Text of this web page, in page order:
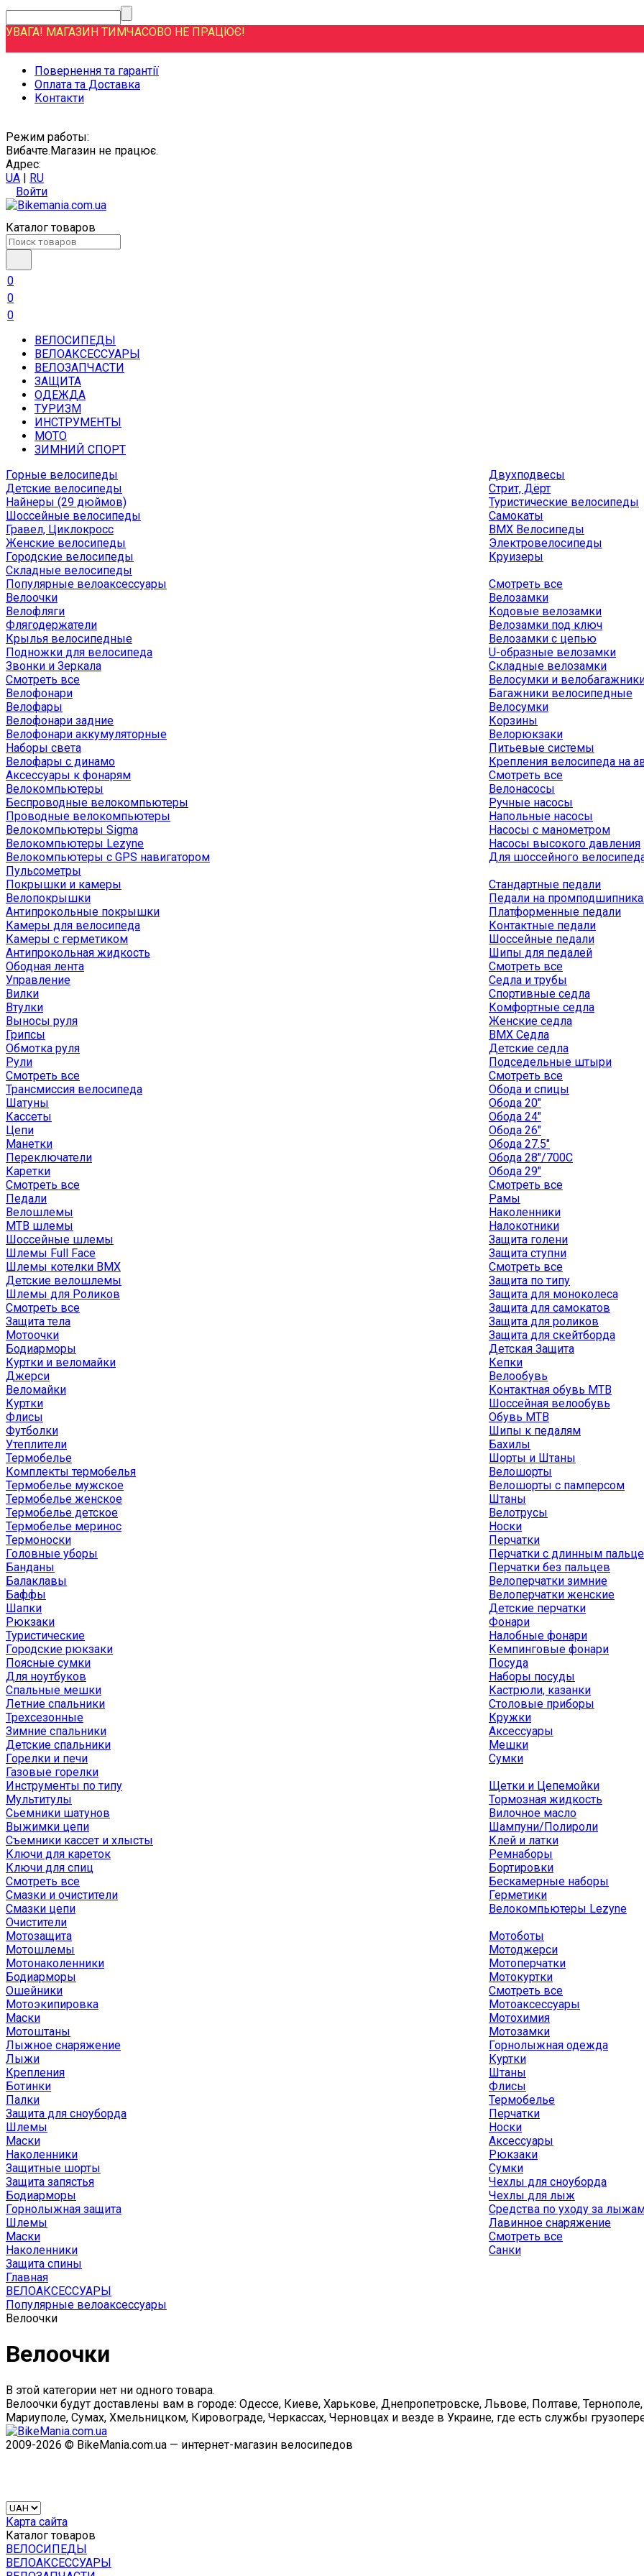
УВАГА! МАГАЗИН ТИМЧАСОВО НЕ ПРАЦЮЄ!
Повернення та гарантії
Оплата та Доставка
Контакти
Режим работы:
Вибачте.Магазин не працює.
Адрес:
UA | RU
Войти
Каталог товаров
0
0
0
ВЕЛОСИПЕДЫ
ВЕЛОАКСЕССУАРЫ
ВЕЛОЗАПЧАСТИ
ЗАЩИТА
ОДЕЖДА
ТУРИЗМ
ИНСТРУМЕНТЫ
МОТО
ЗИМНИЙ СПОРТ
Горные велосипеды
Детские велосипеды
Найнеры (29 дюймов)
Шоссейные велосипеды
Гравел, Циклокросс
Женские велосипеды
Городcкие велосипеды
Складные велосипеды
Двухподвесы
Стрит, Дёрт
Туристические велосипеды
Самокаты
BMX Велосипеды
Электровелосипеды
Круизеры
Популярные велоаксессуары
Велоочки
Велофляги
Флягодержатели
Крылья велосипедные
Подножки для велосипеда
Звонки и Зеркала
Смотреть все
Велофонари
Велофары
Велофонари задние
Велофонари аккумуляторные
Наборы света
Велофары с динамо
Аксессуары к фонарям
Велокомпьютеры
Беспроводные велокомпьютеры
Проводные велокомпьютеры
Велокомпьютеры Sigma
Велокомпьютеры Lezyne
Велокомпьютеры с GPS навигатором
Пульсометры
Смотреть все
Велозамки
Кодовые велозамки
Велозамки под ключ
Велозамки с цепью
U-образные велозамки
Складные велозамки
Велосумки и
Багажники велосипедные
Велосумки
Корзины
Велорюкзаки
Питьевые системы
Крепления велосипеда на
Смотреть все
Велонасосы
Ручные насосы
Напольные насосы
Насосы с манометром
Насосы высокого давления
Для шоссейного
Покрышки и камеры
Велопокрышки
Антипрокольные покрышки
Камеры для велосипеда
Камеры с герметиком
Антипрокольная жидкость
Ободная лента
Управление
Вилки
Втулки
Выносы руля
Грипсы
Обмотка руля
Рули
Смотреть все
Трансмиссия велосипеда
Шатуны
Кассеты
Цепи
Манетки
Переключатели
Каретки
Смотреть все
Педали
Стандартные педали
Педали на
Платформенные педали
Контактные педали
Шоссейные педали
Шипы для педалей
Смотреть все
Седла и трубы
Спортивные седла
Комфортные седла
Женские седла
BMX Седла
Детские седла
Подседельные штыри
Смотреть все
Обода и спицы
Обода 20"
Обода 24"
Обода 26"
Обода 27.5"
Обода 28"/700C
Обода 29"
Смотреть все
Рамы
Велошлемы
MTB шлемы
Шоссейные шлемы
Шлемы Full Face
Шлемы котелки BMX
Детские велошлемы
Шлемы для Роликов
Смотреть все
Защита тела
Мотоочки
Бодиарморы
Наколенники
Налокотники
Защита голени
Защита ступни
Смотреть все
Защита по типу
Защита для моноколеса
Защита для самокатов
Защита для роликов
Защита для скейтборда
Детская Защита
Куртки и веломайки
Джерси
Веломайки
Куртки
Флисы
Футболки
Утеплители
Термобелье
Комплекты термобелья
Термобелье мужское
Термобелье женское
Термобелье детское
Термобелье меринос
Термоноски
Головные уборы
Банданы
Балаклавы
Баффы
Шапки
Кепки
Велообувь
Контактная обувь MTB
Шоссейная велообувь
Обувь MTB
Шипы к педалям
Бахилы
Шорты и Штаны
Велошорты
Велошорты с памперсом
Штаны
Велотрусы
Носки
Перчатки
Перчатки с длинным
Перчатки без пальцев
Велоперчатки зимние
Велоперчатки женские
Детские перчатки
Рюкзаки
Туристические
Городские рюкзаки
Поясные сумки
Для ноутбуков
Спальные мешки
Летние спальники
Трехсезонные
Зимние спальники
Детские спальники
Горелки и печи
Газовые горелки
Фонари
Налобные фонари
Кемпинговые фонари
Посуда
Наборы посуды
Кастрюли, казанки
Столовые приборы
Кружки
Аксессуары
Мешки
Сумки
Инструменты по типу
Мультитулы
Сьемники шатунов
Выжимки цепи
Съемники кассет и хлысты
Ключи для кареток
Ключи для спиц
Смотреть все
Смазки и очистители
Смазки цепи
Очистители
Щетки и Цепемойки
Тормозная жидкость
Вилочное масло
Шампуни/Полироли
Клей и латки
Ремнаборы
Бортировки
Бескамерные наборы
Герметики
Велокомпьютеры Lezyne
Мотозащита
Мотошлемы
Мотонаколенники
Бодиарморы
Ошейники
Мотоэкипировка
Маски
Мотоштаны
Мотоботы
Мотоджерси
Мотоперчатки
Мотокуртки
Смотреть все
Мотоаксессуары
Мотохимия
Мотозамки
Лыжное снаряжение
Лыжи
Крепления
Ботинки
Палки
Защита для сноуборда
Шлемы
Маски
Наколенники
Защитные шорты
Защита запястья
Бодиарморы
Горнолыжная защита
Шлемы
Маски
Наколенники
Защита спины
Горнолыжная одежда
Куртки
Штаны
Флисы
Термобелье
Перчатки
Носки
Аксессуары
Рюкзаки
Сумки
Чехлы для сноуборда
Чехлы для лыж
Средства по уходу за
Лавинное снаряжение
Смотреть все
Санки
Главная
ВЕЛОАКСЕССУАРЫ
Популярные велоаксессуары
Велоочки
Велоочки
В этой категории нет ни одного товара.
Велоочки будут доставлены вам в городе: Одессе, Киеве, Харькове, Днепропетровске, Львове, Полтаве,
Мариуполе, Сумах, Хмельницком, Кировограде, Черкассах, Черновцах и везде в Украине, где есть службы
2009-2026 © BikeMania.com.ua — интернет-магазин велосипедов
Карта сайта
Каталог товаров
ВЕЛОСИПЕДЫ
ВЕЛОАКСЕССУАРЫ